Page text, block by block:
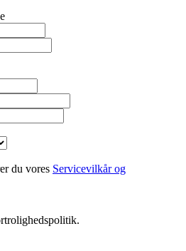
du vores Servicevilkår og